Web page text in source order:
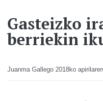
Gasteizko
berriekin
Juanma Gallego 2018ko